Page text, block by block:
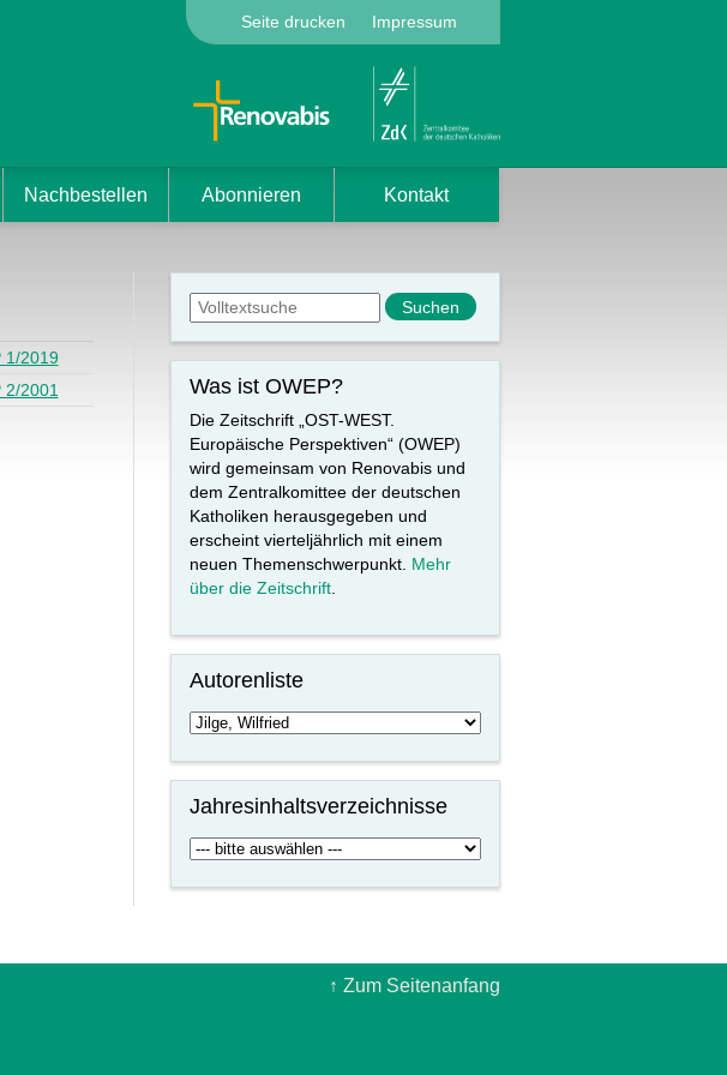
Seite drucken Impressum
Nachbestellen Abonnieren Kontakt
1/2019
2/2001
Suchformular Suche
Was ist OWEP?
Die Zeitschrift „OST-WEST.
Europäische Perspektiven“ (OWEP)
wird gemeinsam von Renovabis und
dem Zentralkomittee der deutschen
Katholiken herausgegeben und
erscheint vierteljährlich mit einem
neuen Themenschwerpunkt. Mehr
über die Zeitschrift.
Autorenliste
Jahresinhaltsverzeichnisse
↑ Zum Seitenanfang